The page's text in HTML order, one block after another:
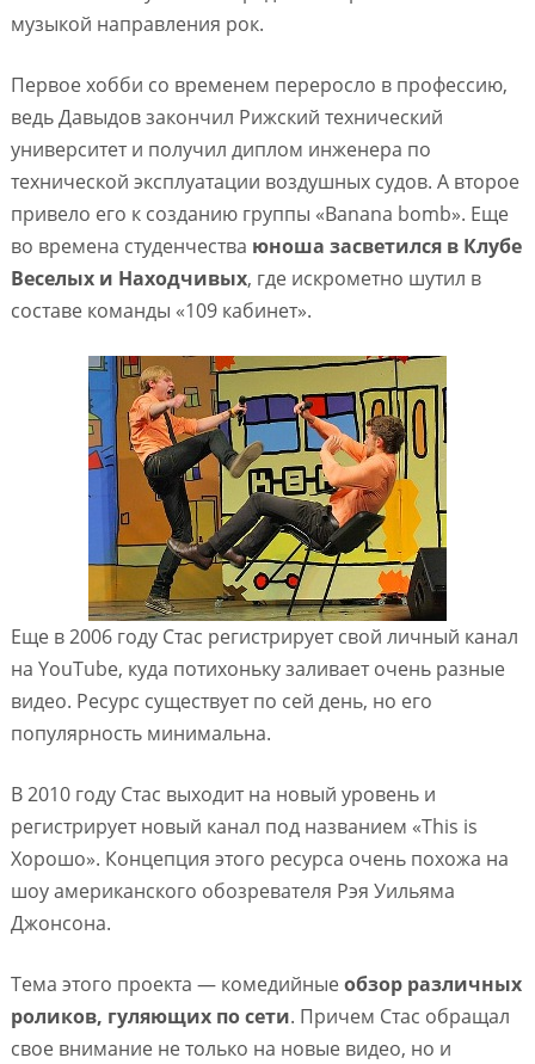
музыкой направления рок.
Первое хобби со временем переросло в профессию,
ведь Давыдов закончил Рижский технический
университет и получил диплом инженера по
технической эксплуатации воздушных судов. А второе
привело его к созданию группы «Banana bomb». Еще
во времена студенчества юноша засветился в Клубе
Веселых и Находчивых, где искрометно шутил в
составе команды «109 кабинет».
Еще в 2006 году Стас регистрирует свой личный канал
на YouTube, куда потихоньку заливает очень разные
видео. Ресурс существует по сей день, но его
популярность минимальна.
В 2010 году Стас выходит на новый уровень и
регистрирует новый канал под названием «This is
Хорошо». Концепция этого ресурса очень похожа на
шоу американского обозревателя Рэя Уильяма
Джонсона.
Тема этого проекта — комедийныеобзор различных
роликов, гуляющих по сети. Причем Стас обращал
свое внимание не только на новые видео, но и